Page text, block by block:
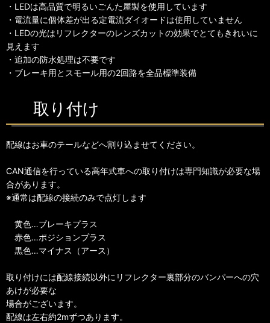
・LEDは高品質で明るいごんた屋製を使用しています
・電流量に個体差が出る定電流ダイオードは使用していません
・LEDの光はリフレクターのレンズカットの効果でとてもきれいに
見えます
・追加の防水処理は不要です
・ブレーキ用とスモール用の2回路を全品標準装備
取り付け
配線はお車のテールなどへ割り込ませてください。
CAN通信を行っている高年式車への取り付けは専門知識が必要な場
合があります。
※通常は配線の接続のみで点灯します
黄色…ブレーキプラス
赤色…ポジションプラス
黒色…マイナス（アース）
取り付けには配線接続以外にリフレクター裏部分のバンパーへの穴
あけが必要な
場合がございます。
配線は左右約2mずつあります。